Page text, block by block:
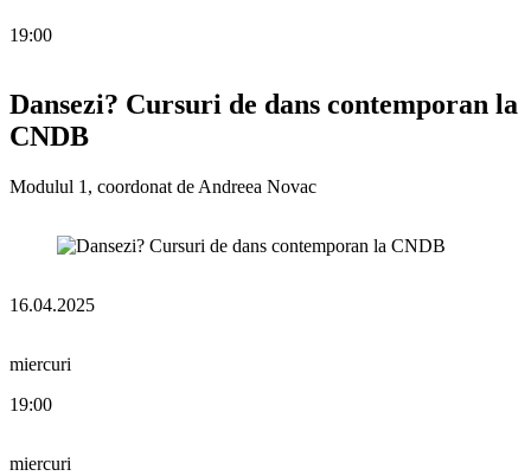
19:00
Dansezi? Cursuri de dans contemporan la
CNDB
Modulul 1, coordonat de Andreea Novac
16.04.2025
miercuri
19:00
miercuri